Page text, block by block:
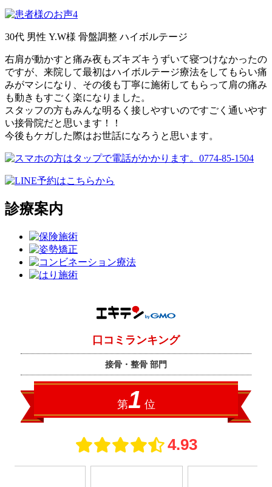
30代 男性 Y.W様 骨盤調整 ハイボルテージ
右肩が動かすと痛み夜もズキズキうずいて寝つけなかったの
ですが、来院して最初はハイボルテージ療法をしてもらい痛
みがマシになり、その後も丁寧に施術してもらって肩の痛み
も動きもすごく楽になりました。
スタッフの方もみんな明るく接しやすいのですごく通いやす
い接骨院だと思います！！
今後もケガした際はお世話になろうと思います。
診療案内